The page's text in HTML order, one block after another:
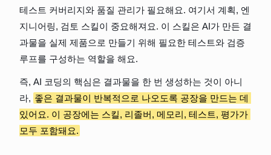
테스트 커버리지와 품질 관리가 필요해요. 여기서 계획, 엔
지니어링, 검토 스킬이 중요해져요. 이 스킬은 AI가 만든 결
과물을 실제 제품으로 만들기 위해 필요한 테스트와 검증
루프를 구성하는 역할을 해요.
즉, AI 코딩의 핵심은 결과물을 한 번 생성하는 것이 아니
라, 좋은 결과물이 반복적으로 나오도록 공장을 만드는 데
있어요. 이 공장에는 스킬, 리졸버, 메모리, 테스트, 평가가
모두 포함돼요.